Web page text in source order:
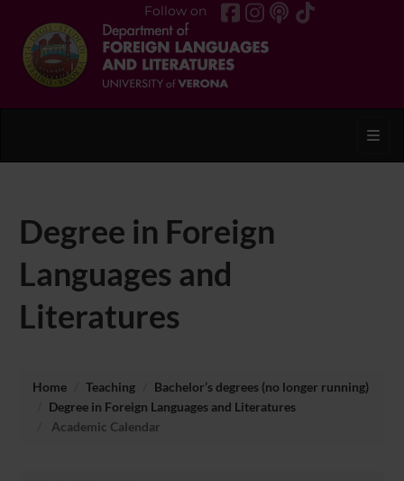
Follow on
Degree in Foreign
Languages and
Literatures
Home Teaching
Bachelor’s degrees (no longer running)
Degree in Foreign Languages and Literatures
Academic Calendar